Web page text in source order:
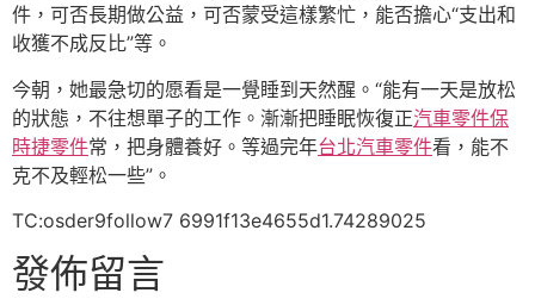
件，可否長期做公益，可否蒙受這樣繁忙，能否擔心“支出和
收獲不成反比”等。
今朝，她最急切的愿看是一覺睡到天然醒。“能有一天是放松
的狀態，不往想單子的工作。漸漸把睡眠恢復正汽車零件保
時捷零件常，把身體養好。等過完年台北汽車零件看，能不
克不及輕松一些”。
TC:osder9follow7 6991f13e4655d1.74289025
發佈留言